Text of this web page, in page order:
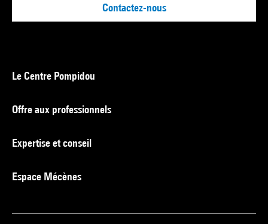
Contactez-nous
Le Centre Pompidou
Offre aux professionnels
Expertise et conseil
Espace Mécènes